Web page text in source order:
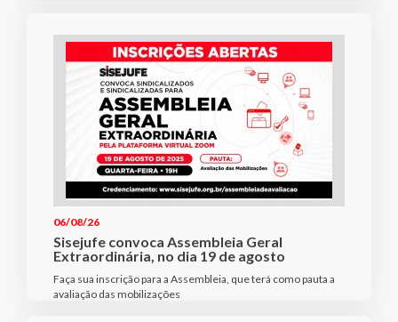
06/08/26
Sisejufe convoca Assembleia Geral
Extraordinária, no dia 19 de agosto
Faça sua inscrição para a Assembleia, que terá como pauta a
avaliação das mobilizações